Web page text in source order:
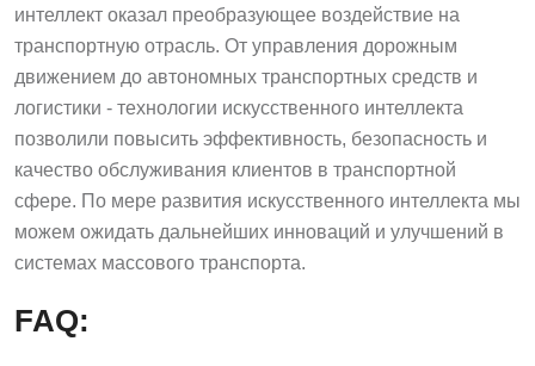
интеллект оказал преобразующее воздействие на
транспортную отрасль. От управления дорожным
движением до автономных транспортных средств и
логистики - технологии искусственного интеллекта
позволили повысить эффективность, безопасность и
качество обслуживания клиентов в транспортной
сфере. По мере развития искусственного интеллекта мы
можем ожидать дальнейших инноваций и улучшений в
системах массового транспорта.
FAQ: